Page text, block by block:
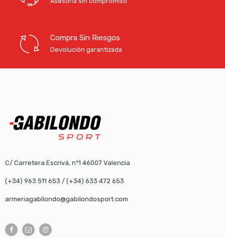
Compra Sin Riesgos
Devolución garantizada
C/ Carretera Escrivá, nº1 46007 Valencia
(+34) 963 511 653 / (+34) 633 472 653
armeriagabilondo@gabilondosport.com